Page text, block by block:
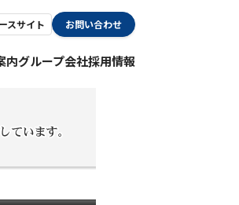
スサイト お問い合わせ
内グループ会社採用情報